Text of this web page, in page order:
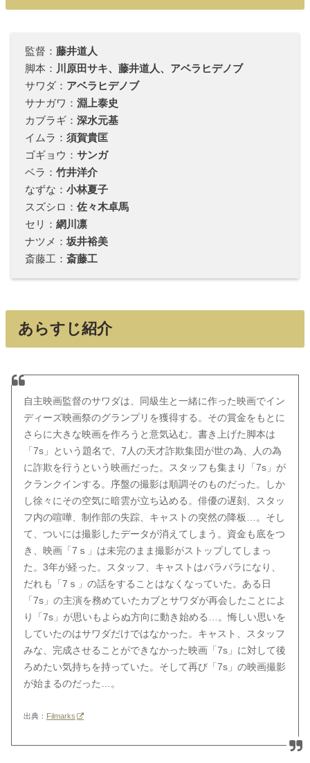
監督：藤井道人
脚本： 川原田サキ、藤井道人、アベラヒデノブ
サワダ： アベラヒデノブ
サナガワ：淵上泰史
カブラギ：深水元基
イムラ：須賀貴匡
ゴギョウ：サンガ
ベラ：竹井洋介
なずな：小林夏子
スズシロ：佐々木卓馬
セリ：網川凛
ナツメ：坂井裕美
斎藤工：斎藤工
あらすじ紹介
自主映画監督のサワダは、同級生と一緒に作った映画でイン
ディーズ映画祭のグランプリを獲得する。その賞金をもとに
さらに大きな映画を作ろうと意気込む。書き上げた脚本は
「7s」という題名で、7人の天才詐欺集団が世の為、人の為
に詐欺を行うという映画だった。スタッフも集まり「7s」が
クランクインする。序盤の撮影は順調そのものだった。しか
し徐々にその空気に暗雲が立ち込める。俳優の遅刻、スタッ
フ内の喧嘩、制作部の失踪、キャストの突然の降板…。そし
て、ついには撮影したデータが消えてしまう。資金も底をつ
き、映画「7ｓ」は未完のまま撮影がストップしてしまっ
た。3年が経った。スタッフ、キャストはバラバラになり、
だれも「7ｓ」の話をすることはなくなっていた。ある日
「7s」の主演を務めていたカブとサワダが再会したことによ
り「7s」が思いもよらぬ方向に動き始める…。悔しい思いを
していたのはサワダだけではなかった。キャスト、スタッフ
みな、完成させることができなかった映画「7s」に対して後
ろめたい気持ちを持っていた。そして再び「7s」の映画撮影
が始まるのだった…。
出典： Filmarks